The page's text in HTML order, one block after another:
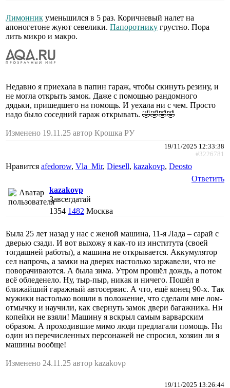
Лимонник уменьшился в 5 раз. Коричневый налет на
апоногетоне жуют севелики. Папоротнику грустно. Пора
лить микро и макро.
Недавно я приехала в папин гараж, чтобы скинуть резину, и
не могла открыть замок. Даже с помощью рандомного
дядьки, пришедшего на помощь. И уехала ни с чем. Просто
надо было соседний гараж открывать. 🤣🤣🤣🤣
Изменено 19.11.25 автор Крошка РУ
19/11/2025 12:33:38
#3226781
Нравится afedorow, Vla_Mir, Diesell, kazakovp, Deosto
Ответить
kazakovp
Завсегдатай
1354 1482 Москва
Была 25 лет назад у нас с женой машина, 11-я Лада – сарай с
дверью сзади. И вот выхожу я как-то из института (своей
тогдашней работы), а машина не открывается. Аккумулятор
сел напрочь, а замки на дверях настолько заржавели, что не
поворачиваются. А была зима. Утром прошёл дождь, а потом
всё обледенело. Ну, тыр-пыр, никак и ничего. Пошёл в
ближайший гаражный автосервис. А что, ещё конец 90-х. Так
мужики настолько вошли в положение, что сделали мне лом-
отмычку и научили, как свернуть замок двери багажника. Ни
копейки не взяли! Машину я вскрыл самым варварским
образом. А проходившие мимо люди предлагали помощь. Ни
один из перечисленных персонажей не спросил, хозяин ли я
машины вообще!
Изменено 24.11.25 автор kazakovp
19/11/2025 13:26:44